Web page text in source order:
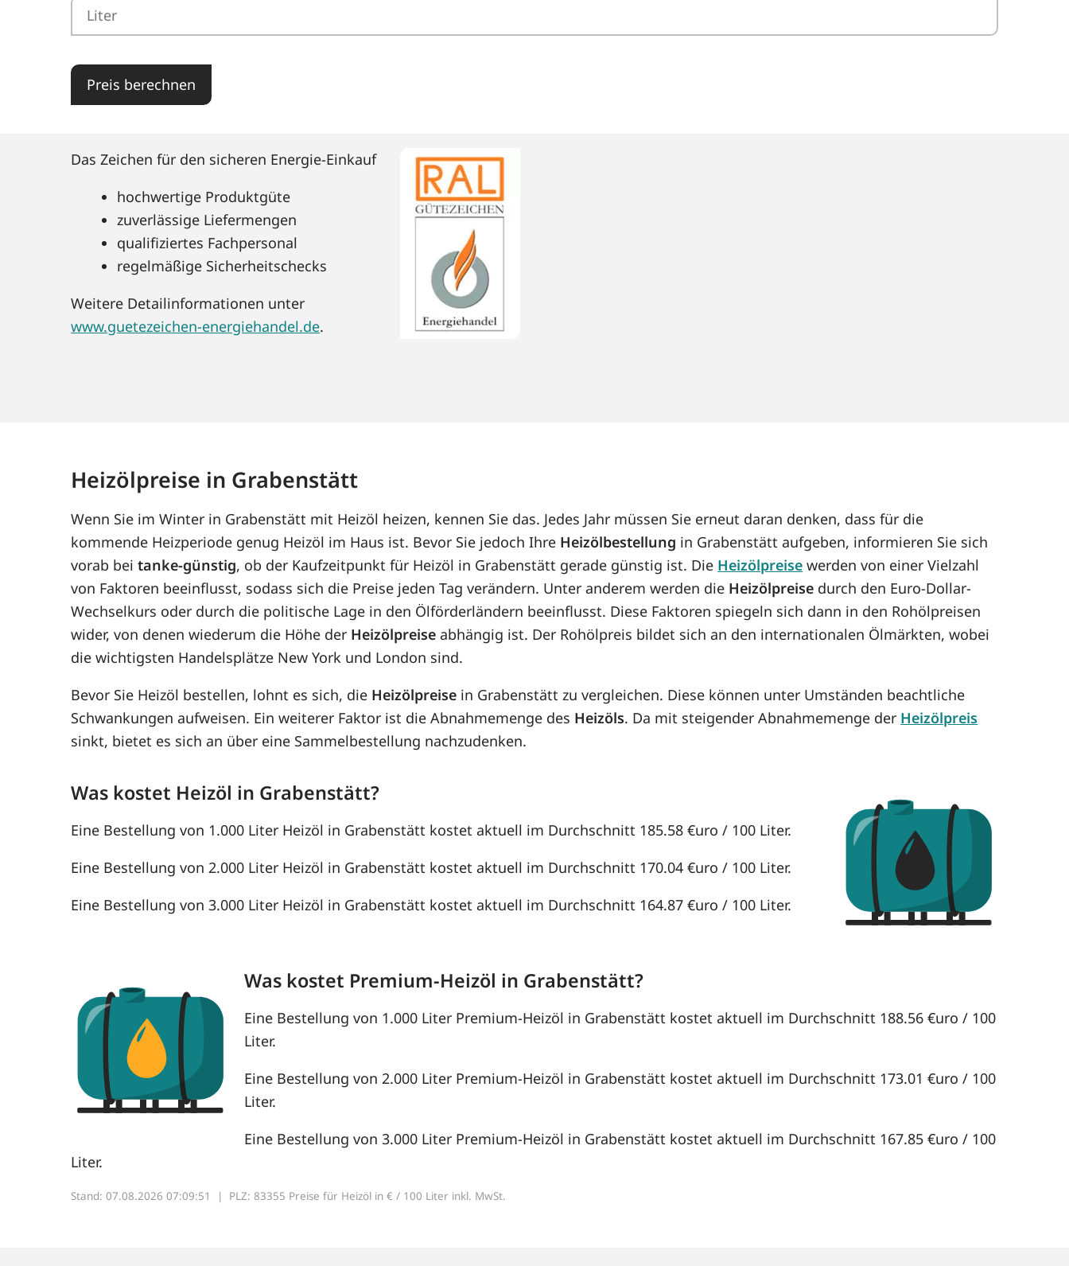
Preis berechnen
Das Zeichen für den sicheren Energie-Einkauf
hochwertige Produktgüte
zuverlässige Liefermengen
qualifiziertes Fachpersonal
regelmäßige Sicherheitschecks
Weitere Detailinformationen unter
www.guetezeichen-energiehandel.de.
Heizölpreise in Grabenstätt
Wenn Sie im Winter in Grabenstätt mit Heizöl heizen, kennen Sie das. Jedes Jahr müssen Sie erneut daran denken, dass für die
kommende Heizperiode genug Heizöl im Haus ist. Bevor Sie jedoch Ihre Heizölbestellung in Grabenstätt aufgeben, informieren Sie sich
vorab beitanke-günstig, ob der Kaufzeitpunkt für Heizöl in Grabenstätt gerade günstig ist. Die Heizölpreise werden von einer Vielzahl
von Faktoren beeinflusst, sodass sich die Preise jeden Tag verändern. Unter anderem werden die Heizölpreise durch den Euro-Dollar-
Wechselkurs oder durch die politische Lage in den Ölförderländern beeinflusst. Diese Faktoren spiegeln sich dann in den Rohölpreisen
wider, von denen wiederum die Höhe der Heizölpreise abhängig ist. Der Rohölpreis bildet sich an den internationalen Ölmärkten, wobei
die wichtigsten Handelsplätze New York und London sind.
Bevor Sie Heizöl bestellen, lohnt es sich, die Heizölpreise in Grabenstätt zu vergleichen. Diese können unter Umständen beachtliche
Schwankungen aufweisen. Ein weiterer Faktor ist die Abnahmemenge des Heizöls. Da mit steigender Abnahmemenge der Heizölpreis
sinkt, bietet es sich an über eine Sammelbestellung nachzudenken.
Was kostet Heizöl in Grabenstätt?
Eine Bestellung von 1.000 Liter Heizöl in Grabenstätt kostet aktuell im Durchschnitt 185.58 €uro / 100 Liter.
Eine Bestellung von 2.000 Liter Heizöl in Grabenstätt kostet aktuell im Durchschnitt 170.04 €uro / 100 Liter.
Eine Bestellung von 3.000 Liter Heizöl in Grabenstätt kostet aktuell im Durchschnitt 164.87 €uro / 100 Liter.
Was kostet Premium-Heizöl in Grabenstätt?
Eine Bestellung von 1.000 Liter Premium-Heizöl in Grabenstätt kostet aktuell im Durchschnitt 188.56 €uro / 100
Liter.
Eine Bestellung von 2.000 Liter Premium-Heizöl in Grabenstätt kostet aktuell im Durchschnitt 173.01 €uro / 100
Liter.
Eine Bestellung von 3.000 Liter Premium-Heizöl in Grabenstätt kostet aktuell im Durchschnitt 167.85 €uro / 100
Liter.
Stand: 07.08.2026 07:09:51 | PLZ: 83355 Preise für Heizöl in € / 100 Liter inkl. MwSt.